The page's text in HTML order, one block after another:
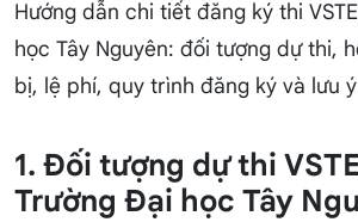
Hướng dẫn chi tiết đăng ký thi
học Tây Nguyên: đối tượng dự thi,
bị, lệ phí, quy trình đăng ký và lưu
1. Đối tượng dự thi
Trường Đại học Tây